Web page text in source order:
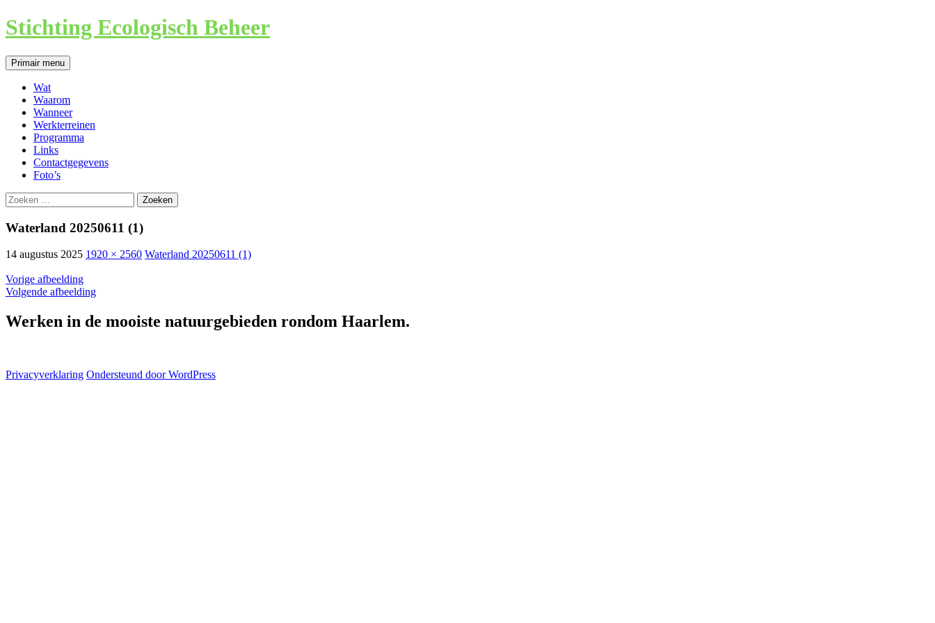
Ga
naar
inhoud
Stichting Ecologisch Beheer
Zoeken
Primair menu
Wat
Waarom
Wanneer
Werkterreinen
Programma
Links
Contactgegevens
Foto’s
Zoeken
naar:
Waterland 20250611 (1)
14 augustus 2025 1920 × 2560 Waterland 20250611 (1)
Vorige afbeelding
Volgende afbeelding
Werken in de mooiste natuurgebieden rondom Haarlem.
Privacyverklaring Ondersteund door WordPress